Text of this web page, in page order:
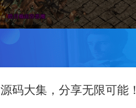
源码大集，分享无限可能！